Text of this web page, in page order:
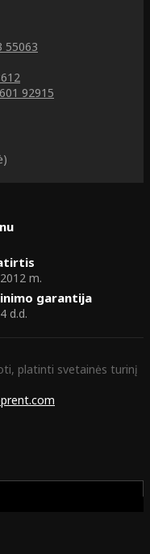
55063
92915
m.
garantija
d.d.
platinti svetainės turinį